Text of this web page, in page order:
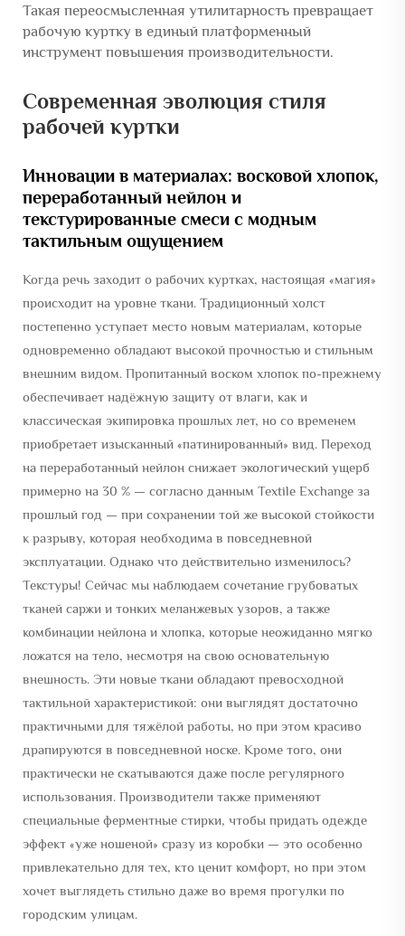
Такая переосмысленная утилитарность превращает
рабочую куртку в единый платформенный
инструмент повышения производительности.
Современная эволюция стиля
рабочей куртки
Инновации в материалах: восковой хлопок,
переработанный нейлон и
текстурированные смеси с модным
тактильным ощущением
Когда речь заходит о рабочих куртках, настоящая «магия»
происходит на уровне ткани. Традиционный холст
постепенно уступает место новым материалам, которые
одновременно обладают высокой прочностью и стильным
внешним видом. Пропитанный воском хлопок по-прежнему
обеспечивает надёжную защиту от влаги, как и
классическая экипировка прошлых лет, но со временем
приобретает изысканный «патинированный» вид. Переход
на переработанный нейлон снижает экологический ущерб
примерно на 30 % — согласно данным Textile Exchange за
прошлый год — при сохранении той же высокой стойкости
к разрыву, которая необходима в повседневной
эксплуатации. Однако что действительно изменилось?
Текстуры! Сейчас мы наблюдаем сочетание грубоватых
тканей саржи и тонких меланжевых узоров, а также
комбинации нейлона и хлопка, которые неожиданно мягко
ложатся на тело, несмотря на свою основательную
внешность. Эти новые ткани обладают превосходной
тактильной характеристикой: они выглядят достаточно
практичными для тяжёлой работы, но при этом красиво
драпируются в повседневной носке. Кроме того, они
практически не скатываются даже после регулярного
использования. Производители также применяют
специальные ферментные стирки, чтобы придать одежде
эффект «уже ношеной» сразу из коробки — это особенно
привлекательно для тех, кто ценит комфорт, но при этом
хочет выглядеть стильно даже во время прогулки по
городским улицам.